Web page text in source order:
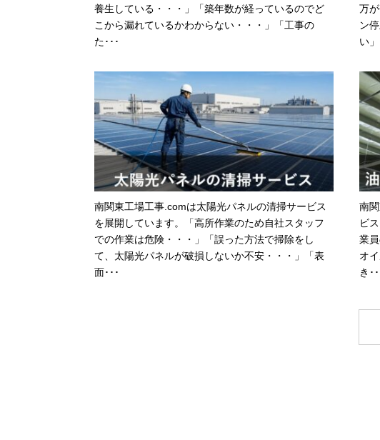
養生している・・・」「築年数が経っているのでど
こから漏れているかわからない・・・」「工事の
た･･･
万
ン
い
南関東工場工事.comは太陽光パネルの清掃サービス
を展開しています。「高所作業のため自社スタッフ
での作業は危険・・・」「誤った方法で掃除をし
て、太陽光パネルが破損しないか不安・・・」「表
面･･･
南
ビ
業
オ
き･･